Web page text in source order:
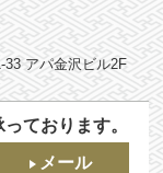
33 アパ金沢ビル2F
ております。
メール